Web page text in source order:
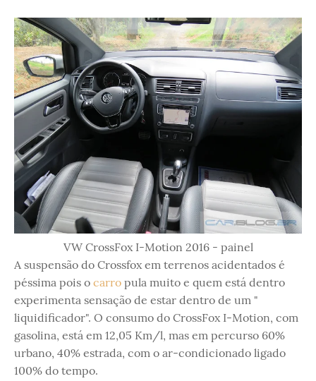
VW CrossFox I-Motion 2016 - painel
A suspensão do Crossfox em terrenos acidentados é
péssima pois o carro pula muito e quem está dentro
experimenta sensação de estar dentro de um "
liquidificador". O consumo do CrossFox I-Motion, com
gasolina, está em 12,05 Km/l, mas em percurso 60%
urbano, 40% estrada, com o ar-condicionado ligado
100% do tempo.